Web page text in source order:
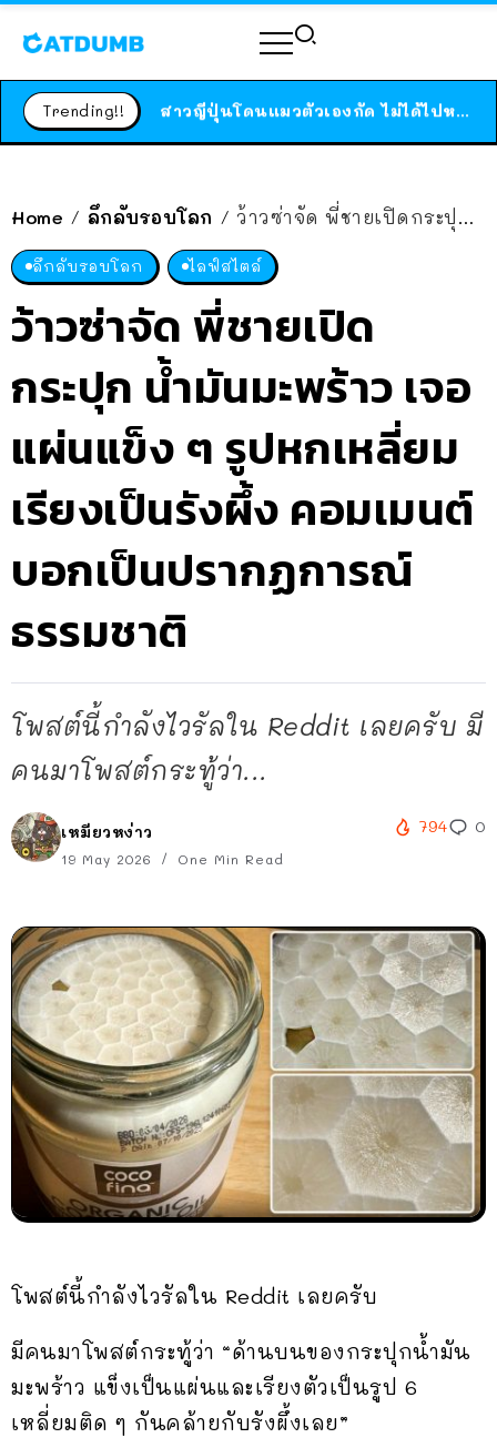
Trending!! ได้เวลาเด็กหนวดรวมตัว RF Online Next เปิดให้เล่นแล้ว เกม Sci-Fi MMORPG ระดับตำนาน เล่นได้ทั้งมือถือและ PC
Home / ลึกลับรอบโลก / ว้าวซ่าจัด พี่ชายเปิดกระปุก น้ำมันมะพร้าว เจอแผ่นแข็ง ๆ รูปหกเหลี่ยม เรียงเป็นรังผึ้ง คอมเมนต์บอกเป็นปรากฏการณ์ธรรมชาติ
ลึกลับรอบโลก ไลฟ์สไตล์
ว้าวซ่าจัด พี่ชายเปิด
กระปุก น้ำมันมะพร้าว เจอ
แผ่นแข็ง ๆ รูปหกเหลี่ยม
เรียงเป็นรังผึ้ง คอมเมนต์
บอกเป็นปรากฏการณ์
ธรรมชาติ
โพสต์นี้กำลังไวรัลใน Reddit เลยครับ มี
คนมาโพสต์กระทู้ว่า...
เหมียวหง่าว
19 May 2026 One Min Read
794 0
โพสต์นี้กำลังไวรัลใน Reddit เลยครับ
มีคนมาโพสต์กระทู้ว่า “ด้านบนของกระปุกน้ำมัน
มะพร้าว แข็งเป็นแผ่นและเรียงตัวเป็นรูป 6
เหลี่ยมติด ๆ กันคล้ายกับรังผึ้งเลย”